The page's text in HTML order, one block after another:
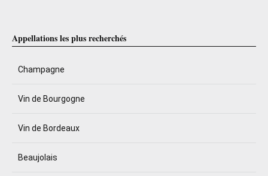
Appellations les plus recherchés
Champagne
Vin de Bourgogne
Vin de Bordeaux
Beaujolais